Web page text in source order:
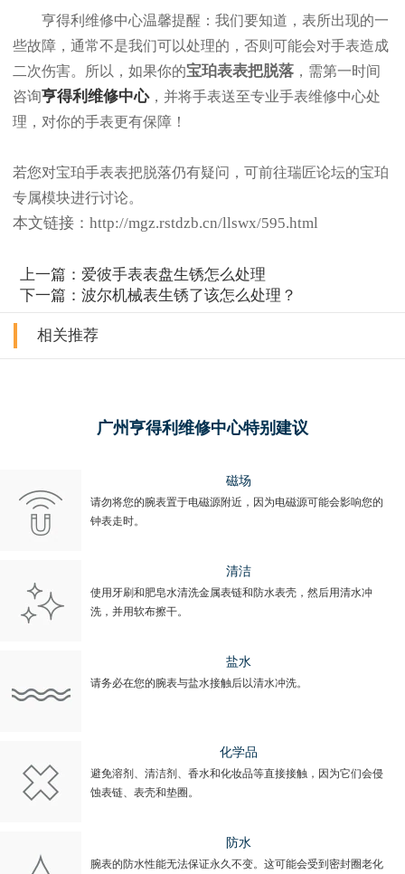
亨得利维修中心温馨提醒：我们要知道，表所出现的一
些故障，通常不是我们可以处理的，否则可能会对手表造成
二次伤害。所以，如果你的宝珀表表把脱落 ，需第一时间
咨询亨得利维修中心，并将手表送至专业手表维修中心处
理，对你的手表更有保障！
若您对宝珀手表表把脱落仍有疑问，可前往瑞匠论坛的宝珀
专属模块进行讨论。
本文链接：http://mgz.rstdzb.cn/llswx/595.html
上一篇：爱彼手表表盘生锈怎么处理
下一篇：波尔机械表生锈了该怎么处理？
相关推荐
广州亨得利维修中心特别建议
磁场
请勿将您的腕表置于电磁源附近，因为电磁源可能会影响您的
钟表走时。
清洁
使用牙刷和肥皂水清洗金属表链和防水表壳，然后用清水冲
洗，并用软布擦干。
盐水
请务必在您的腕表与盐水接触后以清水冲洗。
化学品
避免溶剂、清洁剂、香水和化妆品等直接接触，因为它们会侵
蚀表链、表壳和垫圈。
防水
腕表的防水性能无法保证永久不变。这可能会受到密封圈老化